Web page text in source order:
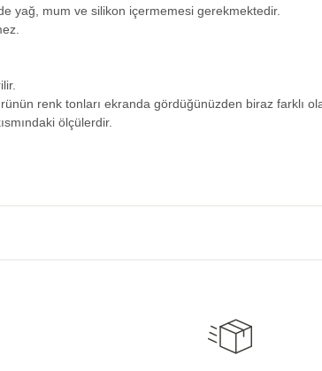
yağ, mum ve silikon içermemesi gerekmektedir.
renk tonları ekranda gördüğünüzden biraz farklı
ölçülerdir.